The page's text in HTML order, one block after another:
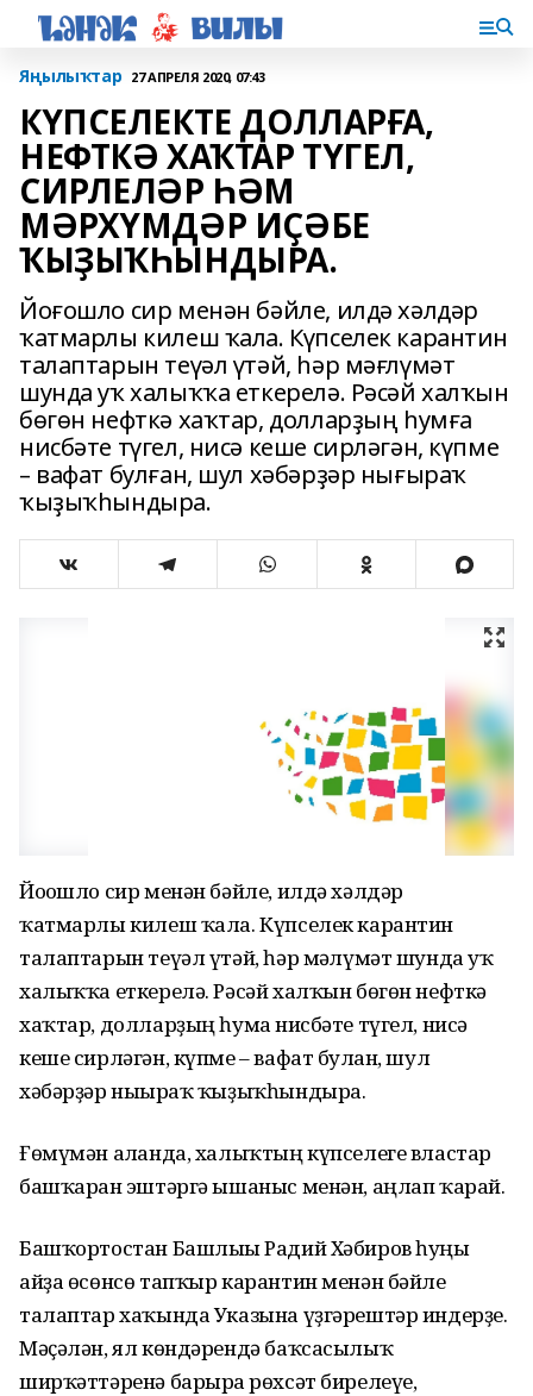
Яңылыҡтар 27 АПРЕЛЯ 2020, 07:43
КҮПСЕЛЕКТЕ ДОЛЛАРҒА,
НЕФТКӘ ХАҠТАР ТҮГЕЛ,
СИРЛЕЛӘР ҺӘМ
МӘРХҮМДӘР ИҪӘБЕ
ҠЫҘЫҠҺЫНДЫРА.
Йоғошло сир менән бәйле, илдә хәлдәр
ҡатмарлы килеш ҡала. Күпселек карантин
талаптарын теүәл үтәй, һәр мәғлүмәт
шунда уҡ халыҡҡа еткерелә. Рәсәй халҡын
бөгөн нефткә хаҡтар, долларҙың һумға
нисбәте түгел, нисә кеше сирләгән, күпме
– вафат булған, шул хәбәрҙәр нығыраҡ
ҡыҙыҡһындыра.
Йоғошло сир менән бәйле, илдә хәлдәр
ҡатмарлы килеш ҡала. Күпселек карантин
талаптарын теүәл үтәй, һәр мәғлүмәт шунда уҡ
халыҡҡа еткерелә. Рәсәй халҡын бөгөн нефткә
хаҡтар, долларҙың һумға нисбәте түгел, нисә
кеше сирләгән, күпме – вафат булған, шул
хәбәрҙәр нығыраҡ ҡыҙыҡһындыра.
Ғөмүмән алғанда, халыҡтың күпселеге властар
башҡарған эштәргә ышаныс менән, аңлап ҡарай.
Башҡортостан Башлығы Радий Хәбиров һуңғы
айҙа өсөнсө тапҡыр карантин менән бәйле
талаптар хаҡында Указына үҙгәрештәр индерҙе.
Мәҫәлән, ял көндәрендә баҡсасылыҡ
ширҡәттәренә барырға рөхсәт бирелеүе,